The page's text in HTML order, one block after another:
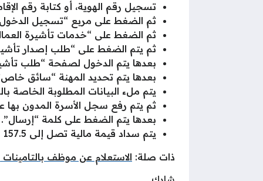
تسجيل رقم الهوية، أو كتابة رقم
ثم الضغط على مربع “تسجيل
ثم الضغط على “خدمات تأشيرة
ثم يتم الضغط على “طلب إصدار
بعدها يتم الدخول لصفحة “طلب
بعدها يتم تحديد المهنة “سائق
يتم ملء البيانات المطلوبة الخاصة
ثم يتم رفع سجل الأسرة المدون بها
بعدها يتم الضغط على كلمة “إرسال”.
يتم سداد قيمة مالية تصل إلى 157.5 ريال سعودية شاملة الضريبة من خلال خدمة السداد خلال 24 ساعة من بداية التسجيل عبر منصة مساند.
ذات صلة: الاستعلام عن موظف